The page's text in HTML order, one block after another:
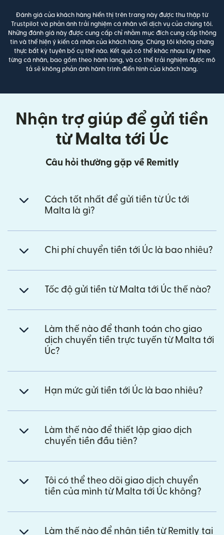
Đánh giá của khách hàng hiển thị trên trang này được thu thập từ
Trustpilot và phản ánh trải nghiệm cá nhân với dịch vụ của chúng tôi.
Những đánh giá này được cung cấp chỉ nhằm mục đích cung cấp thông
tin và thể hiện ý kiến cá nhân của khách hàng. Chúng tôi không chứng
thực bất kỳ tuyên bố cụ thể nào. Kết quả có thể khác nhau tùy theo
từng cá nhân, bao gồm theo hành lang, và có thể trải nghiệm được mô
tả sẽ không phản ánh hành trình điển hình của khách hàng.
Nhận trợ giúp để gửi tiền
từ Malta tới Úc
Câu hỏi thường gặp về Remitly
Cách tốt nhất để gửi tiền từ Úc tới
Malta là gì?
Chi phí chuyển tiền tới Úc là bao nhiêu?
Tốc độ gửi tiền từ Malta tới Úc thế nào?
Làm thế nào để thanh toán cho giao
dịch chuyển tiền trực tuyến từ Malta tới
Úc?
Hạn mức gửi tiền tới Úc là bao nhiêu?
Làm thế nào để thiết lập giao dịch
chuyển tiền đầu tiên?
Tôi có thể theo dõi giao dịch chuyển
tiền của mình từ Malta tới Úc không?
Làm thế nào để nhận tiền từ Remitly tại